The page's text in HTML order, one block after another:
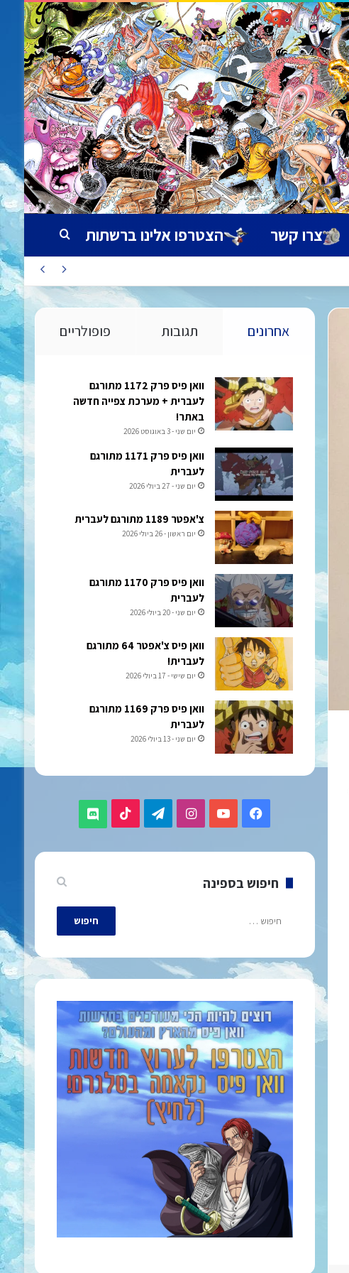
צרו קשר הצטרפו אלינו ברשתות חיפוש עבור
אחרונים תגובות פופולריים
וואן פיס פרק 1172 מתורגם
לעברית + מערכת צפייה חדשה
באתר!
יום שני - 3 באוגוסט 2026
וואן פיס פרק 1171 מתורגם
לעברית
יום שני - 27 ביולי 2026
צ'אפטר 1189 מתורגם לעברית
יום ראשון - 26 ביולי 2026
וואן פיס פרק 1170 מתורגם
לעברית
יום שני - 20 ביולי 2026
וואן פיס צ'אפטר 64 מתורגם
לעברית!
יום שישי - 17 ביולי 2026
וואן פיס פרק 1169 מתורגם
לעברית
יום שני - 13 ביולי 2026
Facebook
YouTube
Instagram
Telegram
TikTok
Discord
חיפוש בספינה
חיפוש: